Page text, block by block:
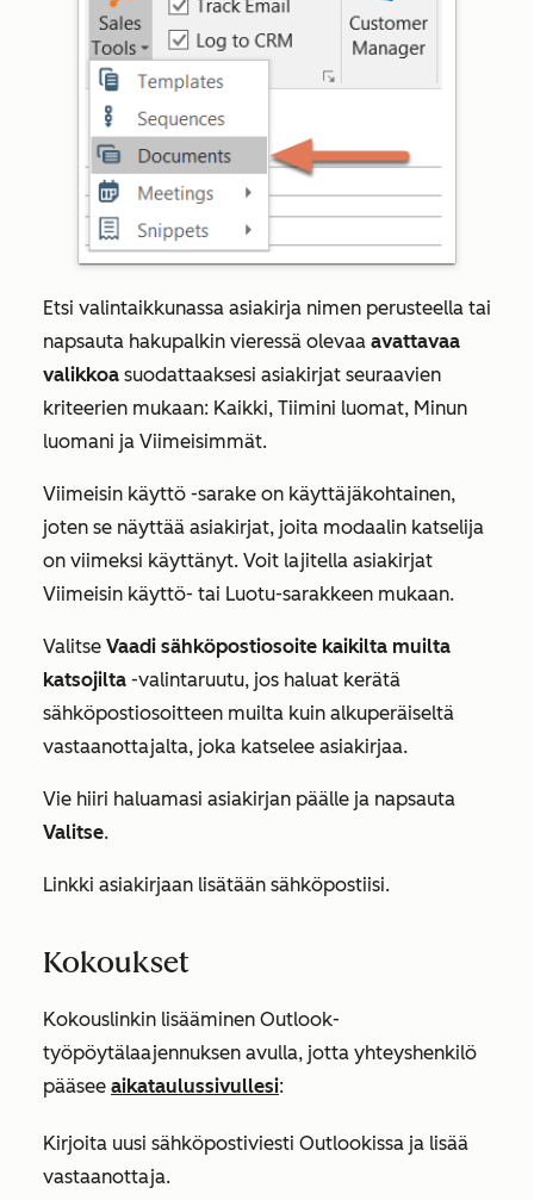
Etsi valintaikkunassa asiakirja nimen perusteella tai
napsauta hakupalkin vieressä olevaa avattavaa
valikkoa suodattaaksesi asiakirjat seuraavien
kriteerien mukaan: Kaikki, Tiimini luomat, Minun
luomani ja Viimeisimmät.
Viimeisin käyttö -sarake on käyttäjäkohtainen,
joten se näyttää asiakirjat, joita modaalin katselija
on viimeksi käyttänyt. Voit lajitella asiakirjat
Viimeisin käyttö- tai Luotu-sarakkeen mukaan.
Valitse Vaadi sähköpostiosoite kaikilta muilta
katsojilta -valintaruutu, jos haluat kerätä
sähköpostiosoitteen muilta kuin alkuperäiseltä
vastaanottajalta, joka katselee asiakirjaa.
Vie hiiri haluamasi asiakirjan päälle ja napsauta
Valitse.
Linkki asiakirjaan lisätään sähköpostiisi.
Kokoukset
Kokouslinkin lisääminen Outlook-
työpöytälaajennuksen avulla, jotta yhteyshenkilö
pääsee aikataulussivullesi:
Kirjoita uusi sähköpostiviesti Outlookissa ja lisää
vastaanottaja.